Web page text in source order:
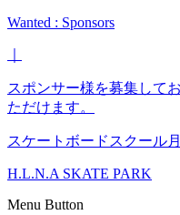
Wanted : Sponsors
スポンサー様を募集して
ただけます。
スケートボードスクール
H.L.N.A SKATE PARK
Menu Button